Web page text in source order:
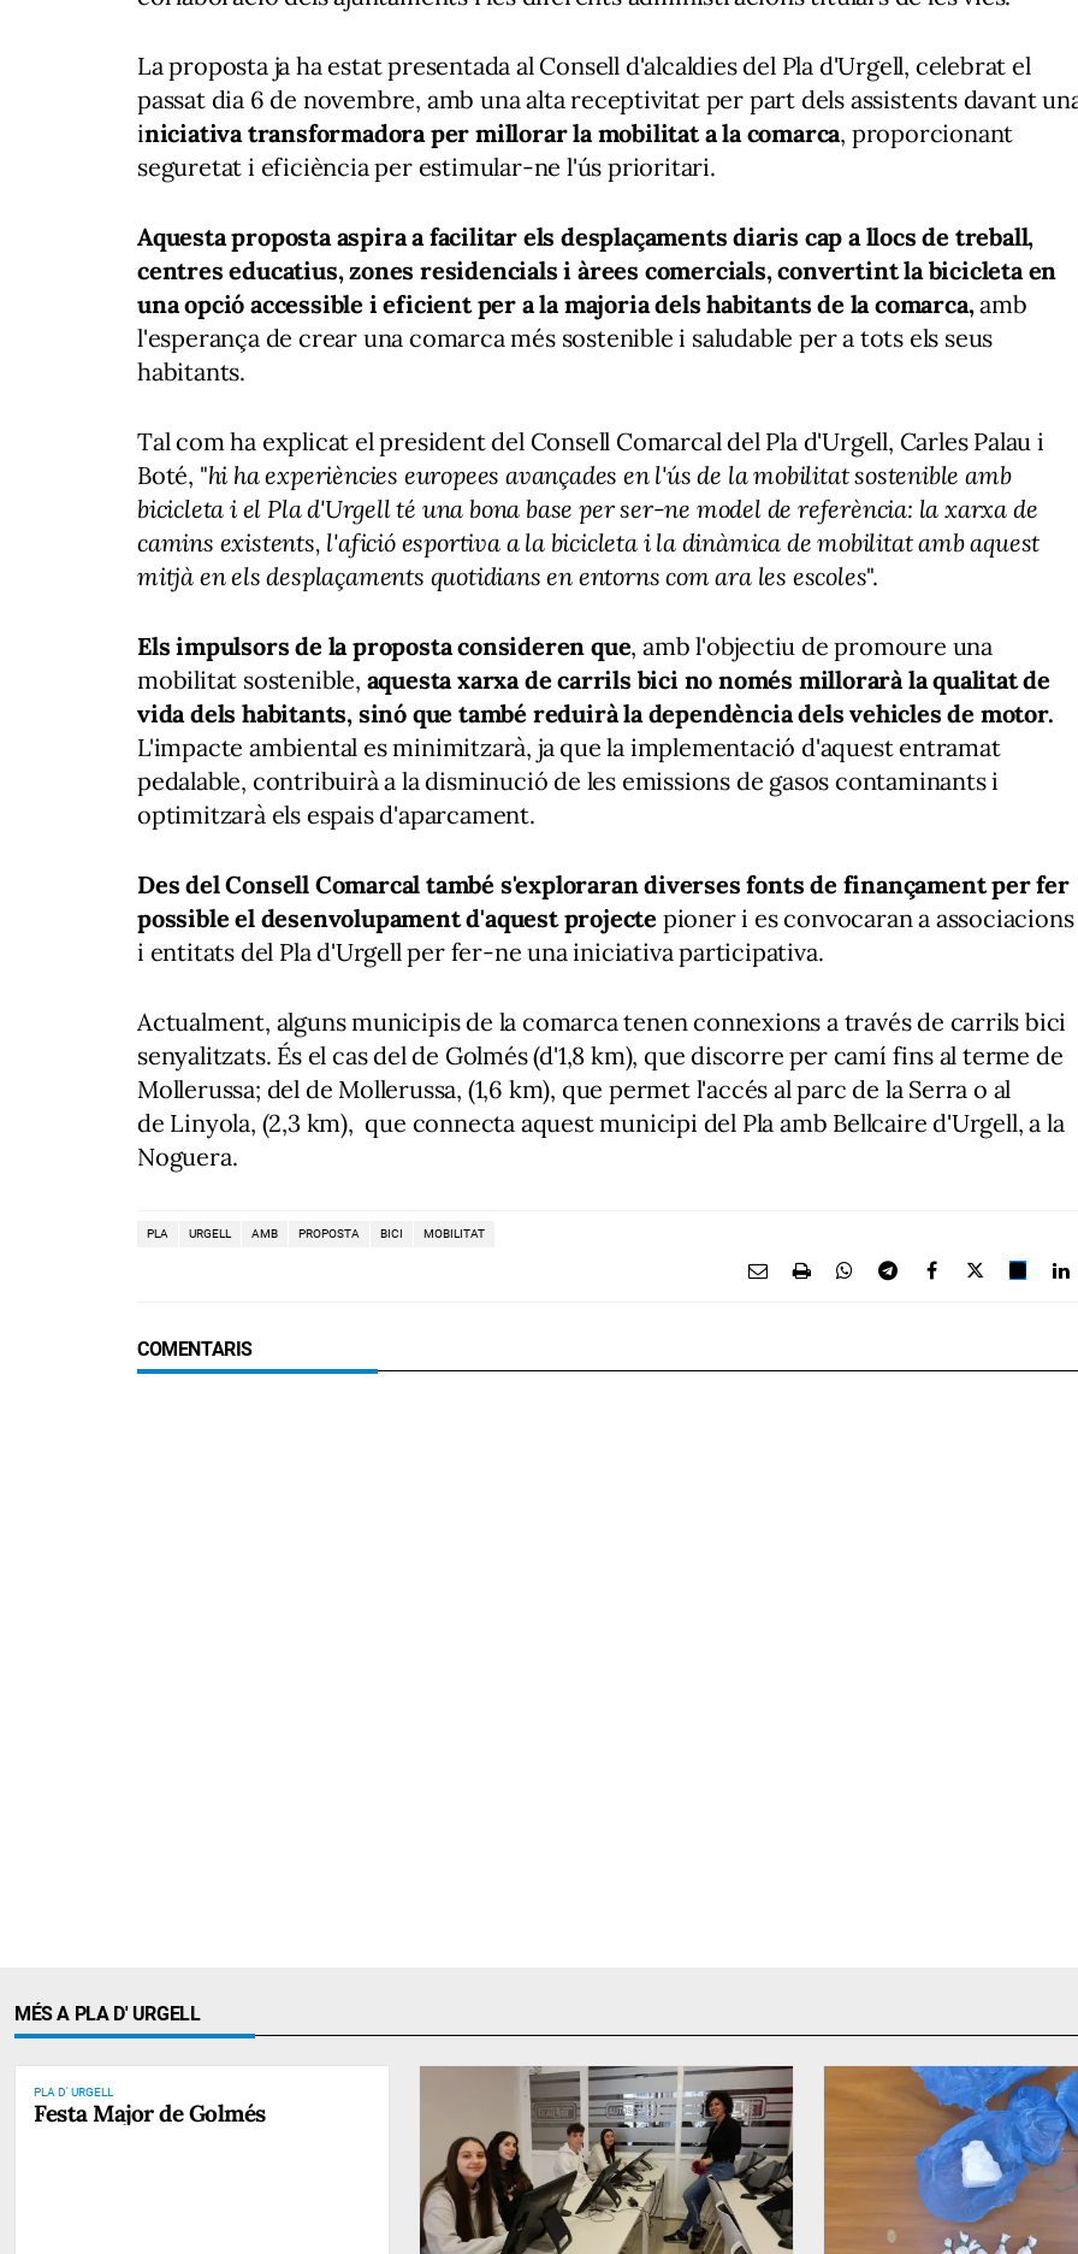
La proposta ja ha estat presentada al Consell d'alcaldies del Pla d'Urgell, celebrat el
passat dia 6 de novembre, amb una alta receptivitat per part dels assistents davant
iniciativa transformadora per millorar la mobilitat a la comarca, proporcionant
seguretat i eficiència per estimular-ne l'ús prioritari.
Aquesta proposta aspira a facilitar els desplaçaments diaris cap a llocs de treball,
centres educatius, zones residencials i àrees comercials, convertint la bicicleta en
una opció accessible i eficient per a la majoria dels habitants de la comarca,amb
l'esperança de crear una comarca més sostenible i saludable per a tots els seus
habitants.
Tal com ha explicat el president del Consell Comarcal del Pla d'Urgell, Carles Palau i
Boté, "hi ha experiències europees avançades en l'ús de la mobilitat sostenible amb
bicicleta i el Pla d'Urgell té una bona base per ser-ne model de referència: la xarxa de
camins existents, l'afició esportiva a la bicicleta i la dinàmica de mobilitat amb aquest
mitjà en els desplaçaments quotidians en entorns com ara les escoles".
Els impulsors de la proposta consideren que, amb l'objectiu de promoure una
mobilitat sostenible, aquesta xarxa de carrils bici no només millorarà la qualitat de
vida dels habitants, sinó que també reduirà la dependència dels vehicles de motor.
L'impacte ambiental es minimitzarà, ja que la implementació d'aquest entramat
pedalable, contribuirà a la disminució de les emissions de gasos contaminants i
optimitzarà els espais d'aparcament.
Des del Consell Comarcal també s'exploraran diverses fonts de finançament per fer
possible el desenvolupament d'aquest projecte pioner i es convocaran a associacions
i entitats del Pla d'Urgell per fer-ne una iniciativa participativa.
Actualment, alguns municipis de la comarca tenen connexions a través de carrils bici
senyalitzats. És el cas del de Golmés (d'1,8 km), que discorre per camí fins al terme de
Mollerussa; del de Mollerussa, (1,6 km), que permet l'accés al parc de la Serra o al
de Linyola, (2,3 km), que connecta aquest municipi del Pla amb Bellcaire d'Urgell, a la
Noguera.
PLA URGELL AMB PROPOSTA BICI MOBILITAT
COMENTARIS
MÉS A PLA D' URGELL
PLA D' URGELL
Festa Major de Golmés